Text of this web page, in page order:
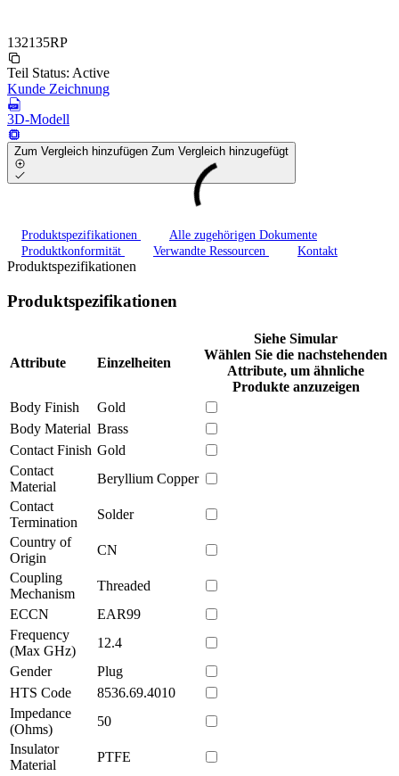
132135RP
Teil Status: Active
Kunde Zeichnung
3D-Modell
Zum Vergleich hinzufügen Zum Vergleich hinzugefügt
Produktspezifikationen
Alle zugehörigen Dokumente
Produktkonformität
Verwandte Ressourcen Kontakt
Produktspezifikationen
Produktspezifikationen
Attribute Einzelheiten
Siehe Simular
Wählen Sie die nachstehenden
Attribute, um ähnliche
Produkte anzuzeigen
Body Finish
Gold
Body Material Brass
Contact Finish Gold
Contact
Material
Beryllium Copper
Contact
Termination
Solder
Country of
Origin
CN
Coupling
Mechanism
Threaded
ECCN
EAR99
Frequency
(Max GHz)
12.4
Gender
Plug
HTS Code
8536.69.4010
Impedance
(Ohms)
50
Insulator
Material
PTFE